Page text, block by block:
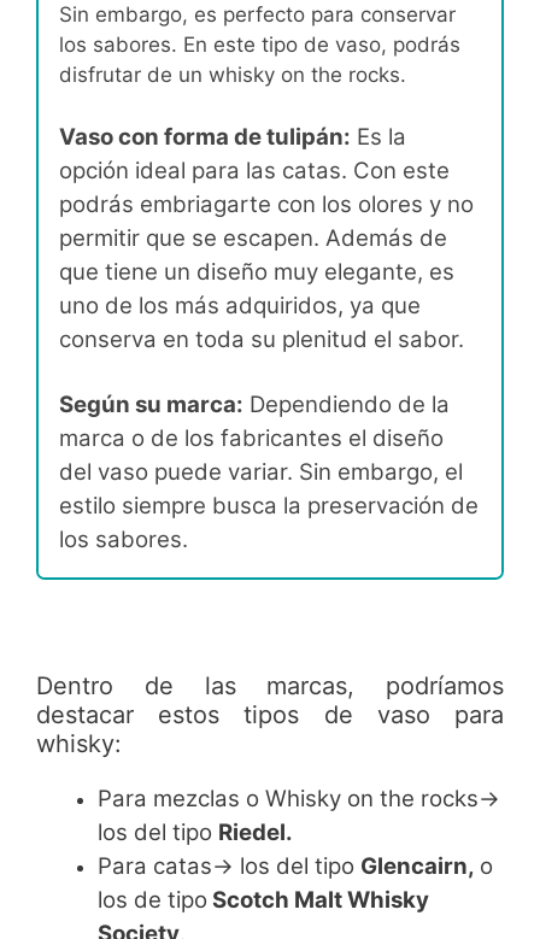
Sin embargo, es perfecto para conservar
los sabores. En este tipo de vaso, podrás
disfrutar de un whisky on the rocks.
Vaso con forma de tulipán: Es la
opción ideal para las catas. Con este
podrás embriagarte con los olores y no
permitir que se escapen. Además de
que tiene un diseño muy elegante, es
uno de los más adquiridos, ya que
conserva en toda su plenitud el sabor.
Según su marca: Dependiendo de la
marca o de los fabricantes el diseño
del vaso puede variar. Sin embargo, el
estilo siempre busca la preservación de
los sabores.
Dentro de las marcas, podríamos
destacar estos tipos de vaso para
whisky:
Para mezclas o Whisky on the rocks→
los del tipo Riedel.
Para catas→ los del tipo Glencairn, o
los de tipo Scotch Malt Whisky
Society.